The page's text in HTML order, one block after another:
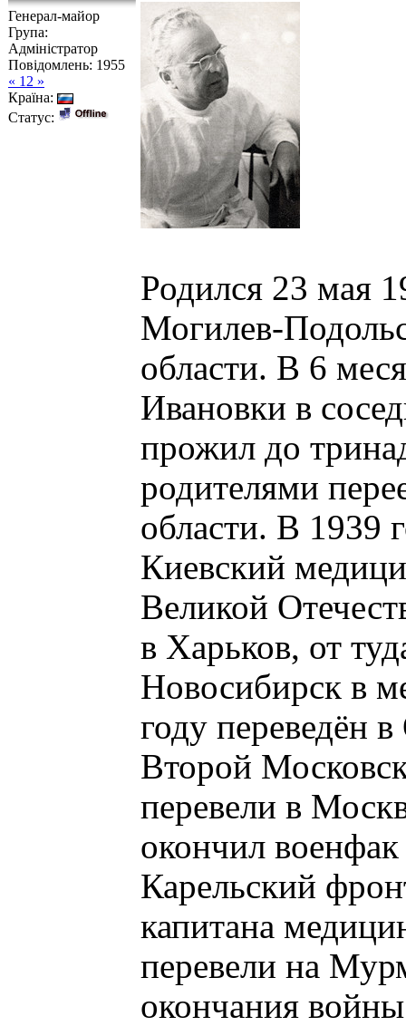
Генерал-майор
Група:
Адміністратор
Повідомлень: 1955
« 12 »
Країна:
Статус:
Родился 23 мая
Могилев-
области. В 6
Ивановки в
прожил до
родителями
области. В 1939
Киевский
Великой
в Харьков, от
Новосибирск в
году переведён
Второй
перевели в
окончил
Карельский
капитана
перевели на
окончания